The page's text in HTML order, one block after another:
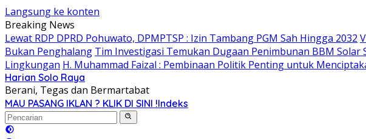
Langsung ke konten
Breaking News
Lewat RDP DPRD Pohuwato, DPMPTSP : Izin Tambang PGM Sah Hingga 2032
Bukan Penghalang Tim Investigasi Temukan Dugaan Penimbunan BBM Solar
Lingkungan H. Muhammad Faizal : Pembinaan Politik Penting untuk
Harian Solo Raya
Berani, Tegas dan Bermartabat
MAU PASANG IKLAN ? KLIK DI SINI !Indeks